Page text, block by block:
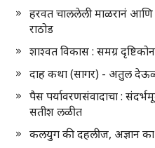
हरवत चाललेली माळरानं आणि
राठोड
शाश्वत विकास : समग्र
दाह कथा (सागर) - अतुल
पैस पर्यावरणसंवादाचा :
सतीश लळीत
कलयुग की दहलीज, अज्ञान का